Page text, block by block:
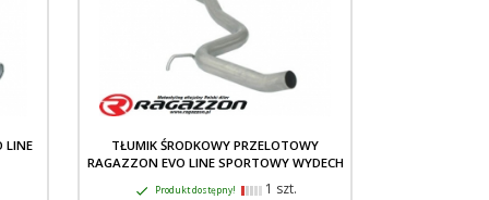
LINE
TŁUMIK ŚRODKOWY PRZELOTOWY
RAGAZZON EVO LINE SPORTOWY WYDECH
Produkt dostępny! 1 szt.